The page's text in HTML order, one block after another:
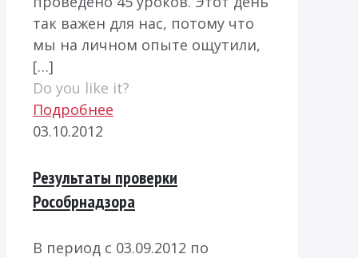
так важен для нас, потому что
мы на личном опыте ощутили,
[…]
Do you like it?
Подробнее
03.10.2012
Результаты проверки
Рособрнадзора
В период с 03.09.2012 по